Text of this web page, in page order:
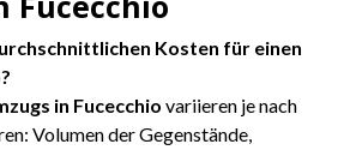
Kosten für einen
in Fucecchio variieren je nach
Volumen der Gegenstände,